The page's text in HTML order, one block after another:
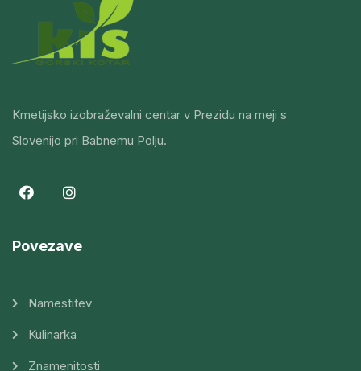
Kmetijsko izobraževalni centar v Prezidu na meji s
Slovenijo pri Babnemu Polju.
Povezave
Namestitev
Kulinarka
Znamenitosti